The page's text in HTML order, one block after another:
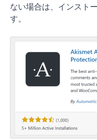
ない場合は、インスト
す。